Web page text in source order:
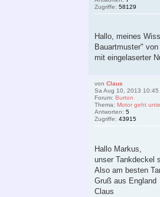
Zugriffe: 58129
Hallo, meines
Bauartmuster"
mit eingelaserter
von Claus
Sa Aug 10, 2013 10:45
Forum: Burton
Thema: Motor geht
Antworten: 5
Zugriffe: 43915
Hallo Markus,
unser Tankdeckel
Also am besten
Gruß aus England
Claus